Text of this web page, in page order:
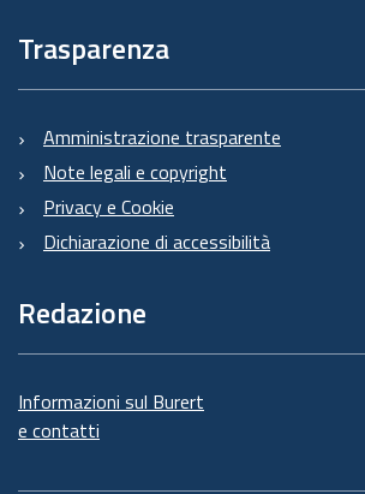
Trasparenza
Amministrazione trasparente
Note legali e copyright
Privacy e Cookie
Dichiarazione di accessibilità
Redazione
Informazioni sul Burert
e contatti